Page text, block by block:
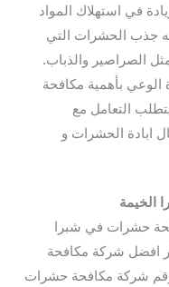
في استهلاك المواد
جذب الحشرات التي
الصراصير والذباب.
الوعي بأهمية مكافحة
التعامل مع
ابادة الحشرات و
الخيمة
حشرات في شبرا
افضل شركة مكافحة
شركة مكافحة حشرات